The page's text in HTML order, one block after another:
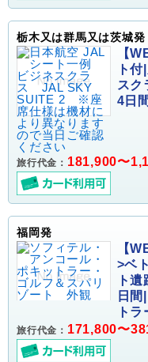
栃木又は群馬又は茨城発
【
ト
スク
4日
旅行代金： 181,900〜
福岡発
【
>ベ
ト
日
トラ
旅行代金： 171,800〜